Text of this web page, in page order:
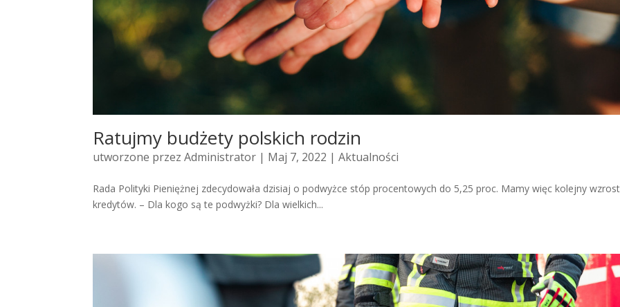
Ratujmy budżety polskich rodzin
utworzone przezAdministrator | Maj 7, 2022 |Aktualności
Rada Polityki Pieniężnej zdecydowała dzisiaj o podwyżce stóp procentowych do 5,25 proc. Mamy więc kolejny
kredytów. – Dla kogo są te podwyżki? Dla wielkich...